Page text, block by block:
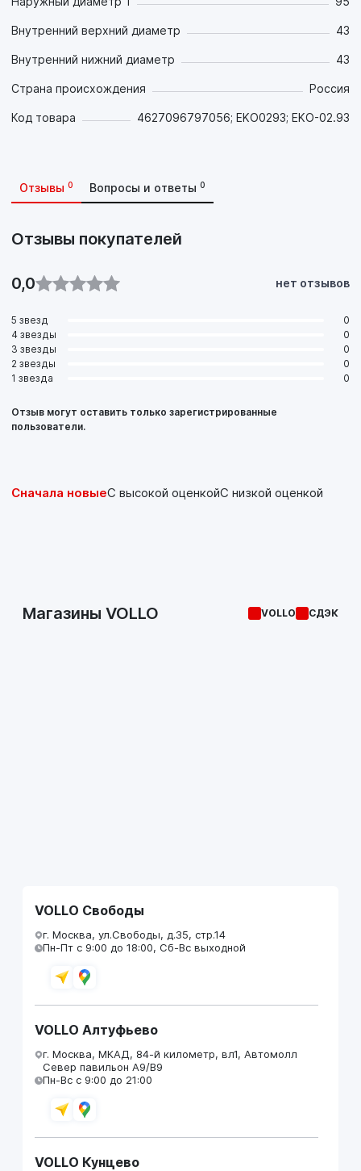
Внутренний верхний диаметр 43
Внутренний нижний диаметр 43
Страна происхождения Россия
Код товара 4627096797056; EKO0293; EKO-02.93
Отзывы 0 Вопросы и ответы 0
Отзывы покупателей
0,0 нет отзывов
5 звезд
0
4 звезды
0
3 звезды
0
2 звезды
0
1 звезда
0
Отзыв могут оставить только зарегистрированные
пользователи.
Сначала новыеС высокой оценкойС низкой оценкой
Магазины VOLLO VOLLO СДЭК
VOLLO Свободы
г. Москва, ул.Свободы, д.35, стр.14
Пн-Пт с 9:00 до 18:00, Сб-Вс выходной
VOLLO Алтуфьево
г. Москва, МКАД, 84-й километр, вл1, Автомолл
Север павильон А9/В9
Пн-Вс с 9:00 до 21:00
VOLLO Кунцево